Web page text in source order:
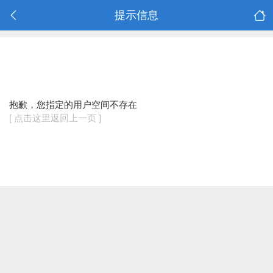
提示信息
抱歉，您指定的用户空间不存在
[ 点击这里返回上一页 ]